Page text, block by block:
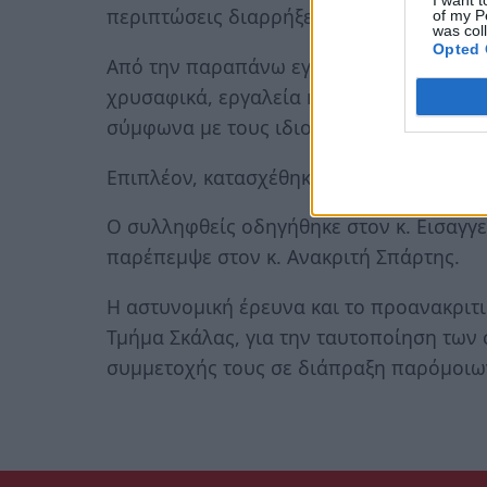
of my
was
Opted
περιπτώσεις διαρρήξεων- κλοπών σε
Από την παραπάνω εγκληματική τους
χρυσαφικά, εργαλεία κ.α. που η
σύμφωνα με τους ιδιοκτήτες τους.
Επιπλέον, κατασχέθηκε ένα όχημα ως
Ο συλληφθείς οδηγήθηκε στον κ.
παρέπεμψε στον κ. Ανακριτή Σπάρτης.
Η αστυνομική έρευνα και το
Τμήμα Σκάλας, για την ταυτοποίηση
συμμετοχής τους σε διάπραξη